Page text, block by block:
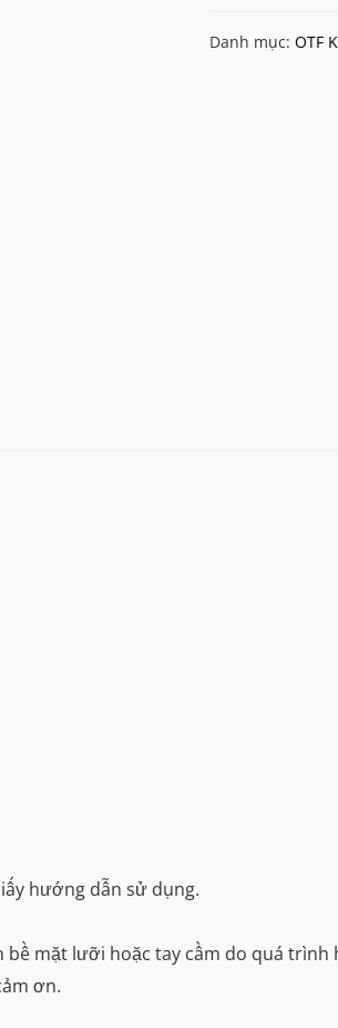
Danh mục: OTF
hướng dẫn sử dụng.
mặt lưỡi hoặc tay cầm do quá
ơn.